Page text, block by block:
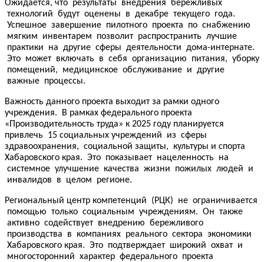
Ожидается, что результаты внедрения бережливых
технологий будут оценены в декабре текущего года.
Успешное завершение пилотного проекта по снабжению
мягким инвентарем позволит распространить лучшие
практики на другие сферы деятельности дома-интернате.
Это может включать в себя организацию питания, уборку
помещений, медицинское обслуживание и другие
важные процессы.
Важность данного проекта выходит за рамки одного
учреждения. В рамках федерального проекта
«Производительность труда» к 2025 году планируется
привлечь 15 социальных учреждений из сферы
здравоохранения, социальной защиты, культуры и спорта
Хабаровского края. Это показывает нацеленность на
системное улучшение качества жизни пожилых людей и
инвалидов в целом регионе.
Региональный центр компетенций (РЦК) не ограничивается
помощью только социальным учреждениям. Он также
активно содействует внедрению бережливого
производства в компаниях реального сектора экономики
Хабаровского края. Это подтверждает широкий охват и
многосторонний характер федерального проекта